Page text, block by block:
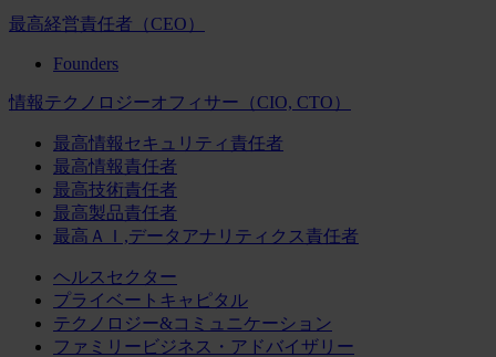
最高経営責任者（CEO）
Founders
情報テクノロジーオフィサー（CIO, CTO）
最高情報セキュリティ責任者
最高情報責任者
最高技術責任者
最高製品責任者
最高ＡＩ,データアナリティクス責任者
ヘルスセクター
プライベートキャピタル
テクノロジー&コミュニケーション
ファミリービジネス・アドバイザリー